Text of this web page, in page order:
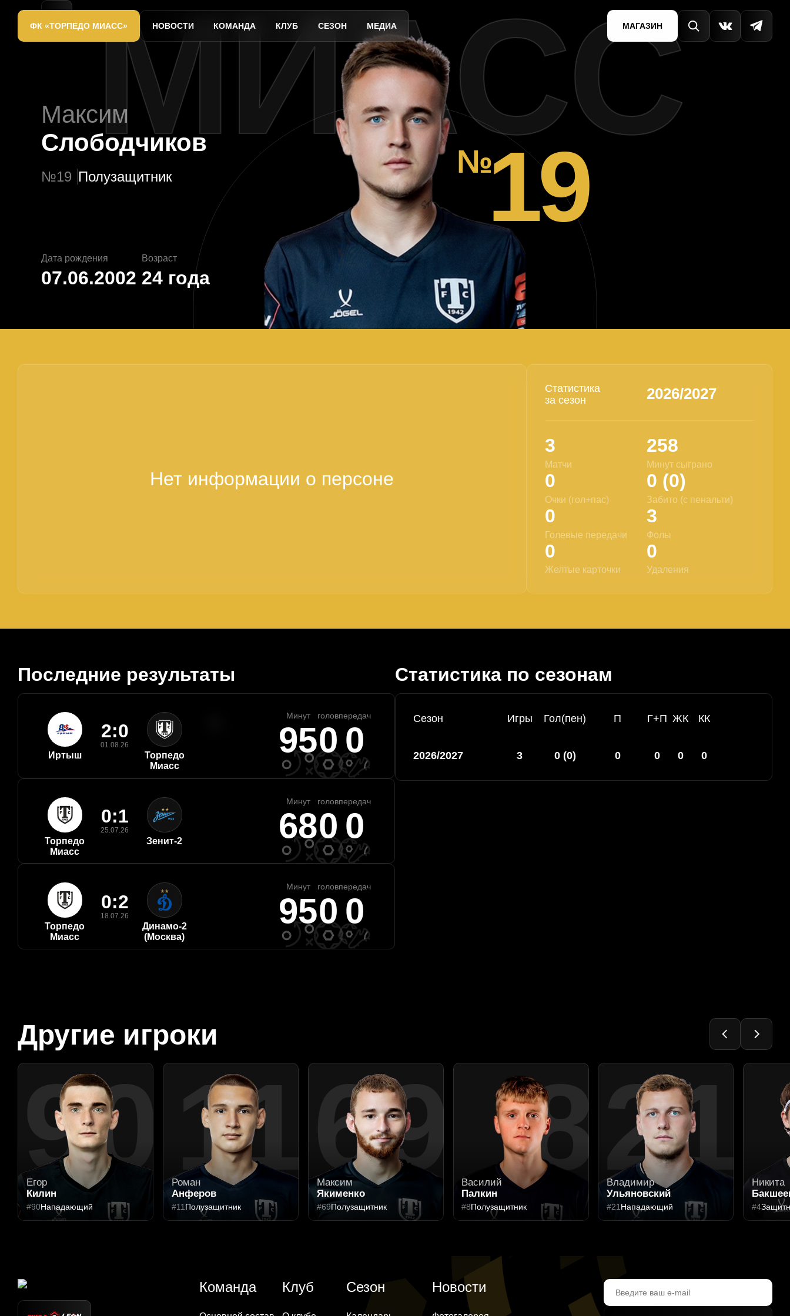
ФК «ТОРПЕДО МИАСС» НОВОСТИ КОМАНДА КЛУБ СЕЗОН МЕДИА МАГАЗИН
Максим
Слободчиков
№19 Полузащитник 19
МИАСС
Дата рождения
07.06.2002
Возраст
24 года
Статистика
за сезон
2026/2027
3
Матчи
258
Минут сыграно
0
Очки (гол+пас)
0 (0)
Забито (с пенальти)
0
Голевые передачи
3
Фолы
0
Желтые карточки
0
Удаления
Последние результаты
Иртыш
2:0
01.08.26
Торпедо
Миасс
Минут
95
голов
0
передач
0
Торпедо
Миасс
0:1
25.07.26
Зенит-2
Минут
68
голов
0
передач
0
Торпедо
Миасс
0:2
18.07.26
Динамо-2
(Москва)
Минут
95
голов
0
передач
0
Статистика по сезонам
Сезон Игры Гол(пен) П Г+П ЖК КК
2026/2027 3 0 (0) 0 0 0 0
Другие игроки
90
Егор
Килин
#90Нападающий
11
Роман
Анферов
#11 Полузащитник
69
Максим
Якименко
#69Полузащитник
8
Василий
Палкин
#8Полузащитник
21
Владимир
Ульяновский
#21 Нападающий
Никита
#4
Команда Клуб Сезон Новости